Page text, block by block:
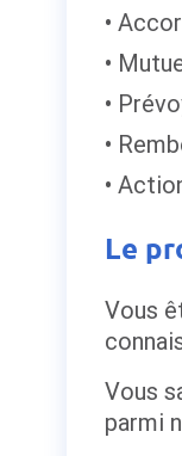
Le
Vous
Vous
parmi